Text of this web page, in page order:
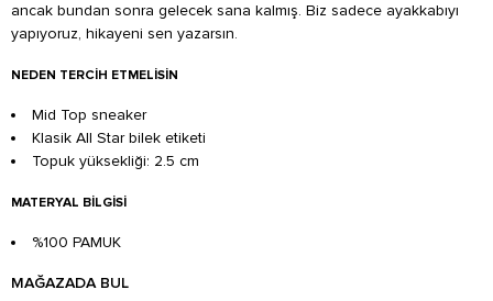
ancak bundan sonra gelecek sana kalmış. Biz sadece ayakkabıyı
yapıyoruz, hikayeni sen yazarsın.
NEDEN TERCIH ETMELISIN
Mid Top sneaker
Klasik All Star bilek etiketi
Topuk yüksekliği: 2.5 cm
MATERYAL BILGISI
%100 PAMUK
MAĞAZADA BUL